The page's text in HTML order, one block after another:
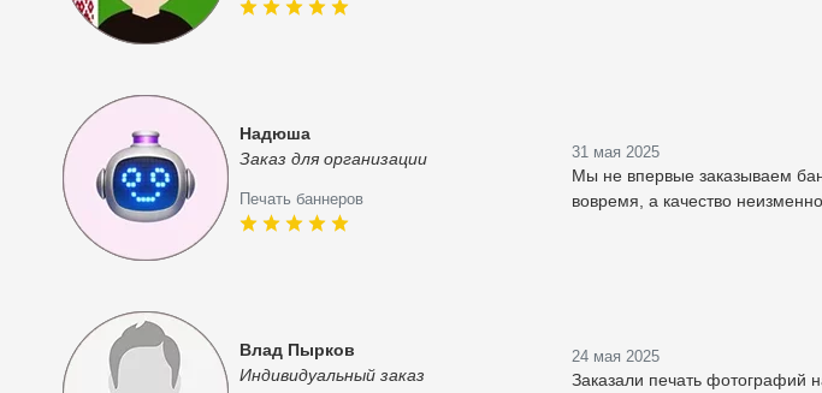
Надюша
Заказ для организации
Печать баннеров
31 мая 2025
Мы не впервые заказываем
вовремя, а качество
Влад Пырков
Индивидуальный заказ
24 мая 2025
Заказали печать фотографий